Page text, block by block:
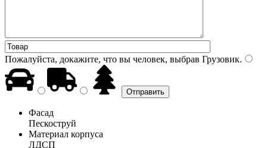
Пожалуйста, докажите, что вы человек, выбрав Грузовик.
Фасад
Пескоструй
Материал корпуса
ЛДСП